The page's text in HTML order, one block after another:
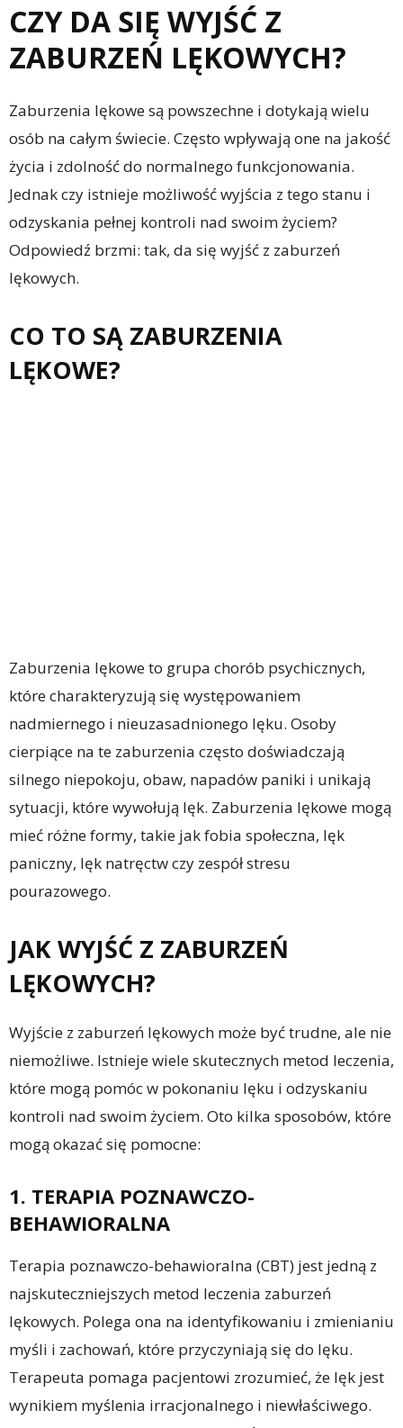
CZY DA SIĘ WYJŚĆ Z
ZABURZEŃ LĘKOWYCH?
Zaburzenia lękowe są powszechne i dotykają wielu
osób na całym świecie. Często wpływają one na jakość
życia i zdolność do normalnego funkcjonowania.
Jednak czy istnieje możliwość wyjścia z tego stanu i
odzyskania pełnej kontroli nad swoim życiem?
Odpowiedź brzmi: tak, da się wyjść z zaburzeń
lękowych.
CO TO SĄ ZABURZENIA
LĘKOWE?
Zaburzenia lękowe to grupa chorób psychicznych,
które charakteryzują się występowaniem
nadmiernego i nieuzasadnionego lęku. Osoby
cierpiące na te zaburzenia często doświadczają
silnego niepokoju, obaw, napadów paniki i unikają
sytuacji, które wywołują lęk. Zaburzenia lękowe mogą
mieć różne formy, takie jak fobia społeczna, lęk
paniczny, lęk natręctw czy zespół stresu
pourazowego.
JAK WYJŚĆ Z ZABURZEŃ
LĘKOWYCH?
Wyjście z zaburzeń lękowych może być trudne, ale nie
niemożliwe. Istnieje wiele skutecznych metod leczenia,
które mogą pomóc w pokonaniu lęku i odzyskaniu
kontroli nad swoim życiem. Oto kilka sposobów, które
mogą okazać się pomocne:
1. TERAPIA POZNAWCZO-
BEHAWIORALNA
Terapia poznawczo-behawioralna (CBT) jest jedną z
najskuteczniejszych metod leczenia zaburzeń
lękowych. Polega ona na identyfikowaniu i zmienianiu
myśli i zachowań, które przyczyniają się do lęku.
Terapeuta pomaga pacjentowi zrozumieć, że lęk jest
wynikiem myślenia irracjonalnego i niewłaściwego.